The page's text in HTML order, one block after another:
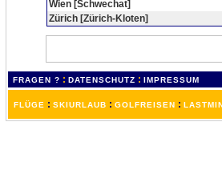
Wien [Schwechat]
Zürich [Zürich-Kloten]
FRAGEN ? : DATENSCHUTZ : IMPRESSUM
FLÜGE : SKIURLAUB : GOLFREISEN :